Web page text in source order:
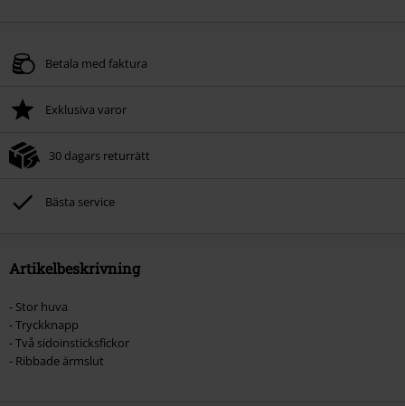
Betala med faktura
Exklusiva varor
30 dagars returrätt
Bästa service
Artikelbeskrivning
- Stor huva
- Tryckknapp
- Två sidoinsticksfickor
- Ribbade ärmslut